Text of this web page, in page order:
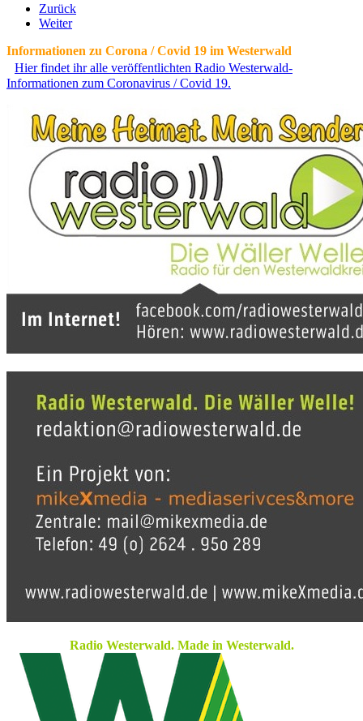
Zurück
Weiter
Informationen zu Corona / Covid 19 im Westerwald
Hier findet ihr alle veröffentlichten Radio Westerwald-
Informationen zum Coronavirus / Covid 19.
Radio Westerwald. Made in Westerwald.